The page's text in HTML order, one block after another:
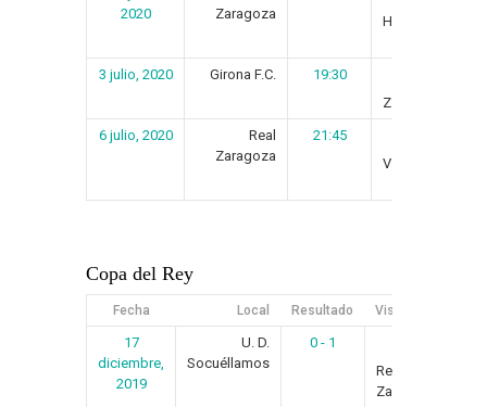
2020
Zaragoza
Huesca
3 julio, 2020 Girona F.C. 19:30
Zaragoza
6 julio, 2020
Real
Zaragoza
21:45
Vallecano
Copa del Rey
Fecha Local Resultado Visitante
17
diciembre,
2019
U. D.
Socuéllamos
0 - 1
Real
Zaragoza